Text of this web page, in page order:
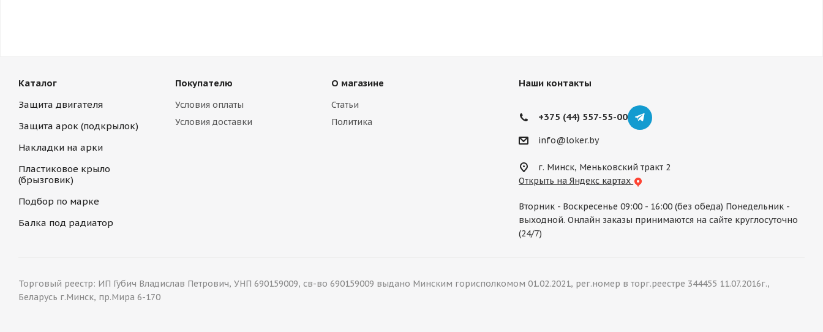
Каталог
Защита двигателя
Защита арок (подкрылок)
Накладки на арки
Пластиковое крыло
(брызговик)
Подбор по марке
Балка под радиатор
Покупателю
Условия оплаты
Условия доставки
О магазине
Статьи
Политика
Наши контакты
+375 (44) 557-55-00
info@loker.by
г. Минск, Меньковский тракт 2
Открыть на Яндекс картах
Вторник - Воскресенье 09:00 - 16:00 (без обеда) Понедельник -
выходной. Онлайн заказы принимаются на сайте круглосуточно
(24/7)
Торговый реестр: ИП Губич Владислав Петрович, УНП 690159009, св-во 690159009 выдано Минским горисполкомом 01.02.2021, рег.номер в торг.реестре 344455 11.07.2016г.,
Беларусь г.Минск, пр.Мира 6-170